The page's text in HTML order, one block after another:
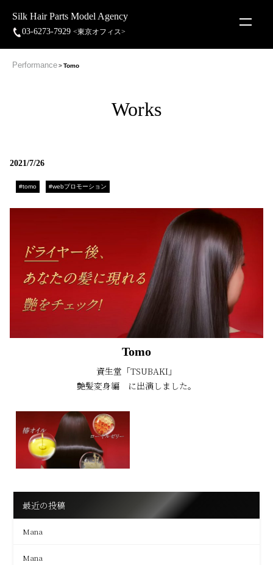
Silk Hair Parts Model Agency
03-6273-7929 <東京オフィス>
Performance Tomo
Works
2021/7/26
#tomo #webプロモーション
Tomo
資生堂「TSUBAKI」
艶髪変身編 に出演しました。
最近の投稿
Mana
Mana